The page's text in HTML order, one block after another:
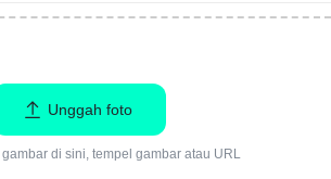
Unggah foto
di sini, tempel gambar atau URL